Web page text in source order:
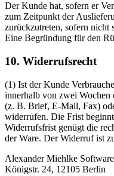
Der Kunde hat, sofern er
zum Zeitpunkt der
zurückzutreten, sofern nicht
Eine Begründung für den
10. Widerrufsrecht
(1) Ist der Kunde
innerhalb von zwei
(z. B. Brief, E-Mail, Fax)
widerrufen. Die Frist
Widerrufsfrist genügt die
der Ware. Der Widerruf ist
Alexander Miehlke
Königstr. 24, 12105 Berlin